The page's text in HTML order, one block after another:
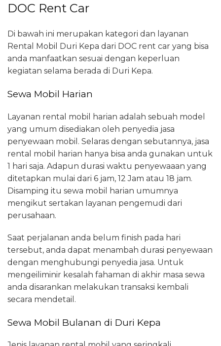
DOC Rent Car
Di bawah ini merupakan kategori dan layanan
Rental Mobil Duri Kepa dari DOC rent car yang bisa
anda manfaatkan sesuai dengan keperluan
kegiatan selama berada di Duri Kepa.
Sewa Mobil Harian
Layanan rental mobil harian adalah sebuah model
yang umum disediakan oleh penyedia jasa
penyewaan mobil. Selaras dengan sebutannya, jasa
rental mobil harian hanya bisa anda gunakan untuk
1 hari saja. Adapun durasi waktu penyewaaan yang
ditetapkan mulai dari 6 jam, 12 Jam atau 18 jam.
Disamping itu sewa mobil harian umumnya
mengikut sertakan layanan pengemudi dari
perusahaan.
Saat perjalanan anda belum finish pada hari
tersebut, anda dapat menambah durasi penyewaan
dengan menghubungi penyedia jasa. Untuk
mengeiliminir kesalah fahaman di akhir masa sewa
anda disarankan melakukan transaksi kembali
secara mendetail.
Sewa Mobil Bulanan di Duri Kepa